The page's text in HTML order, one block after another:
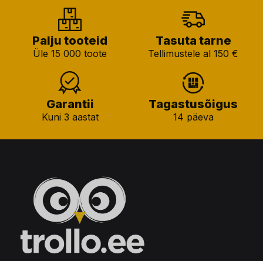
Palju tooteid
Üle 15 000 toote
Tasuta tarne
Tellimustele al 150 €
Garantii
Kuni 3 aastat
Tagastusõigus
14 päeva